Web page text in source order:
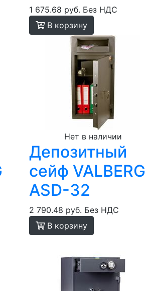
1 675.68 руб. Без НДС
В корзину
Нет в наличии
Депозитный
сейф VALBERG
ASD-32
2 790.48 руб. Без НДС
В корзину